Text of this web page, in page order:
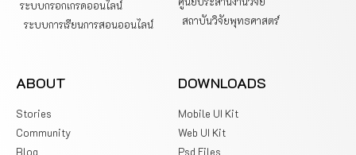
ระบบกรอกเกรดออนไลน์
ระบบการเรียนการสอนออนไลน์
สถาบันวิจัยพุทธศาสตร์
ABOUT
Stories
Community
Blog
DOWNLOADS
Mobile UI Kit
Web UI Kit
Psd Files